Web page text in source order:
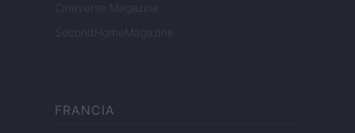
Cineverse Magazine
SecondHomeMagazine
FRANCIA